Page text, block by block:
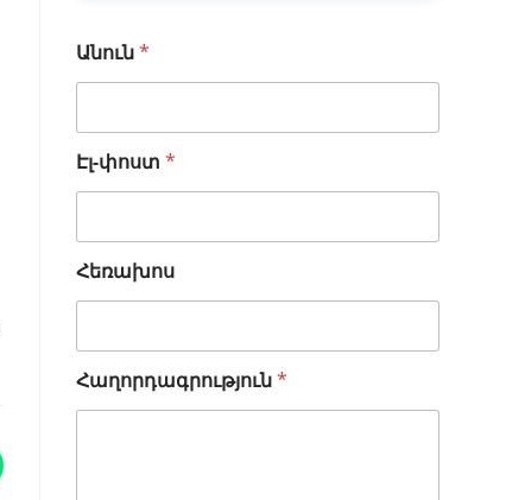
Անուն*
Էլ-փոստ *
Հեռախոս
*
Հաղորդագրություն*